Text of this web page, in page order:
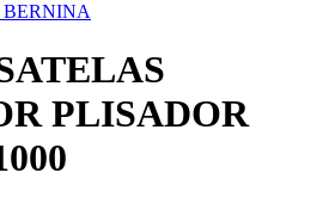
BERNINA
PLISADOR